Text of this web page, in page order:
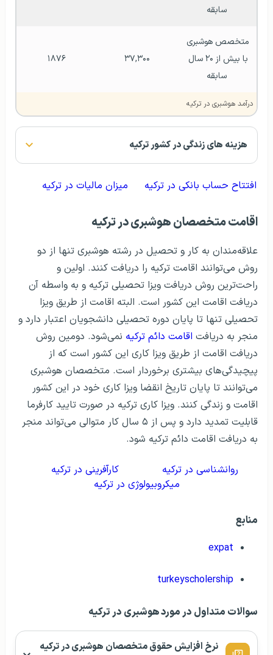
سابقه
سابقه
۳۷,۳۰۰ ۱۸۷۶
درآمد هوشبری در ترکیه
هزینه های زندگی در کشور ترکیه
افتتاح حساب بانکی در ترکیه میزان مالیات در ترکیه
اقامت متخصصان هوشبری در ترکیه
علاقه‌مندان به کار و تحصیل در رشته هوشبری تنها از دو
روش می‌توانند اقامت ترکیه را دریافت کنند. اولین و
راحت‌ترین روش دریافت ویزا تحصیلی ترکیه و به واسطه آن
دریافت اقامت این کشور است. البته اقامت از طریق ویزا
تحصیلی تنها تا پایان دوره تحصیلی دانشجویان اعتبار دارد و
منجر به دریافت اقامت دائم ترکیه نمی‌شود. دومین روش
دریافت اقامت از طریق ویزا کاری این کشور است که از
پیچیدگی‌های بیشتری برخوردار است. متخصصان هوشبری
می‌توانند تا پایان تاریخ انقضا ویزا کاری خود در این کشور
اقامت و زندگی کنند. ویزا کاری ترکیه در صورت تایید کارفرما
قابلیت تمدید دارد و پس از ۵ سال کار متوالی می‌تواند منجر
به دریافت اقامت دائم ترکیه شود.
روانشناسی در ترکیه
کارآفرینی در ترکیه
میکروبیولوژی در ترکیه
منابع
expat
turkeyscholership
سوالات متداول در مورد هوشبری در ترکیه
نرخ افزایش حقوق متخصصان هوشبری در ترکیه